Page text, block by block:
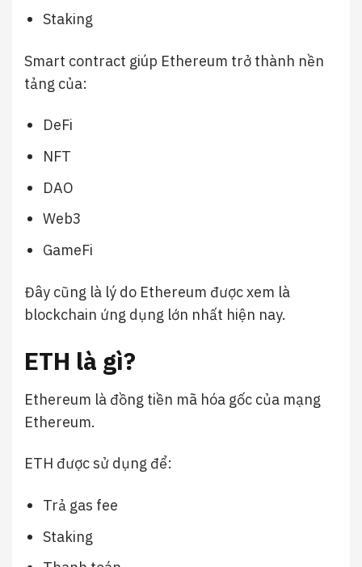
Staking
Smart contract giúp Ethereum trở thành nền
tảng của:
DeFi
NFT
DAO
Web3
GameFi
Đây cũng là lý do Ethereum được xem là
blockchain ứng dụng lớn nhất hiện nay.
ETH là gì?
Ethereum là đồng tiền mã hóa gốc của mạng
Ethereum.
ETH được sử dụng để:
Trả gas fee
Staking